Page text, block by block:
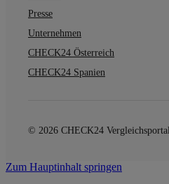
Presse
Unternehmen
CHECK24 Österreich
CHECK24 Spanien
© 2026 CHECK24
Zum Hauptinhalt springen